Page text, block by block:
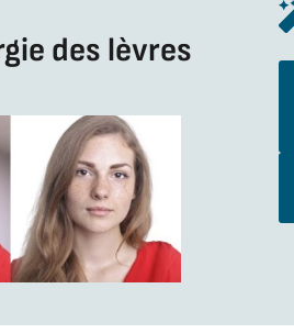
des lèvres